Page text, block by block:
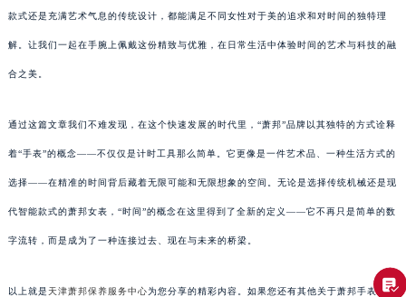
款式还是充满艺术气息的传统设计，都能满足不同女性对于美的追求和对时间的独特理
解。让我们一起在手腕上佩戴这份精致与优雅，在日常生活中体验时间的艺术与科技的融
合之美。
通过这篇文章我们不难发现，在这个快速发展的时代里，“萧邦”品牌以其独特的方式诠释
着“手表”的概念——不仅仅是计时工具那么简单。它更像是一件艺术品、一种生活方式的
选择——在精准的时间背后藏着无限可能和无限想象的空间。无论是选择传统机械还是现
代智能款式的萧邦女表，“时间”的概念在这里得到了全新的定义——它不再只是简单的数
字流转，而是成为了一种连接过去、现在与未来的桥梁。
以上就是天津萧邦保养服务中心为您分享的精彩内容。如果您还有其他关于萧邦手表维护